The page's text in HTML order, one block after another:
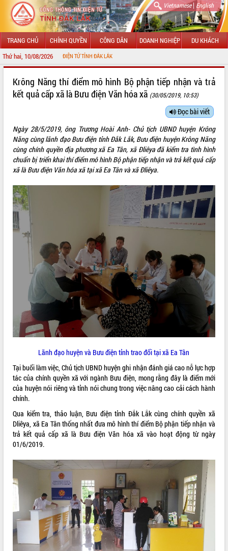
Vietnamese| English
TRANG CHỦ CHÍNH QUYỀN CÔNG DÂN DOANH NGHIỆP DU KHÁCH
Thứ hai, 10/08/2026
THÔNG TIN ĐIỆN TỬ TỈNH ĐẮK LẮK
LÃNH ĐẠO UBND TỈNH
SỞ, BAN, NGÀNH
UBND CÁC XÃ, PHƯỜNG
HỆ THỐNG VĂN BẢN
VĂN BẢN HĐND TỈNH
ĐIỂM TIN VĂN BẢN
QUY HOẠCH - KẾ HOẠCH
Không có file video nào để phát.
ALBUM ẢNH
Krông Năng thí điểm mô hình Bộ phận tiếp nhận và trả
kết quả cấp xã là Bưu điện Văn hóa xã (30/05/2019, 10:53)
Đọc bài viết
Ngày 28/5/2019, ông Trương Hoài Anh- Chủ tịch UBND huyện Krông
Năng cùng lãnh đạo Bưu điện tỉnh Đắk Lắk, Bưu điện huyện Krông Năng
cùng chính quyền địa phương xã Ea Tân, xã Đliêya đã kiểm tra tình hình
chuẩn bị triển khai thí điểm mô hình Bộ phận tiếp nhận và trả kết quả cấp
xã là Bưu điện Văn hóa xã tại xã Ea Tân và xã Đliêya.
Lãnh đạo huyện và Bưu điện tỉnh trao đổi tại xã Ea Tân
Tại buổi làm việc, Chủ tịch UBND huyện ghi nhận đánh giá cao nỗ lực hợp
tác của chính quyền xã với ngành Bưu điện, mong rằng đây là điểm mới
của huyện nói riêng và tỉnh nói chung trong việc nâng cao cải cách hành
chính.
Qua kiểm tra, thảo luận, Bưu điện tỉnh Đắk Lắk cùng chính quyền xã
Dliêya, xã Ea Tân thống nhất đưa mô hình thí điểm Bộ phận tiếp nhận và
trả kết quả cấp xã là Bưu điện Văn hóa xã vào hoạt động từ ngày
01/6/2019.